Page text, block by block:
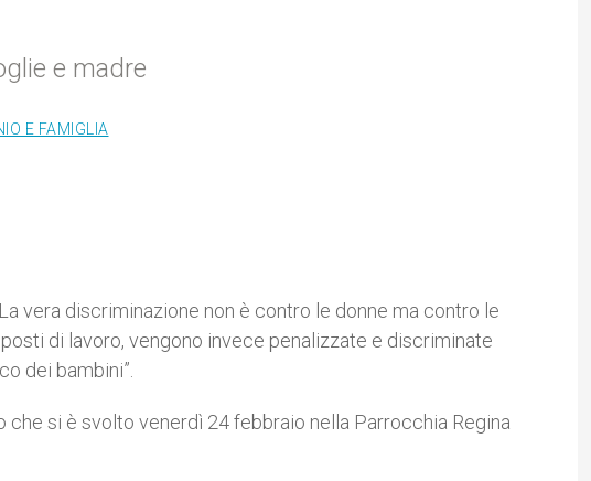
e madre
E FAMIGLIA
vera discriminazione non è contro le donne ma contro le
di lavoro, vengono invece penalizzate e discriminate
dei bambini”.
che si è svolto venerdì 24 febbraio nella Parrocchia Regina